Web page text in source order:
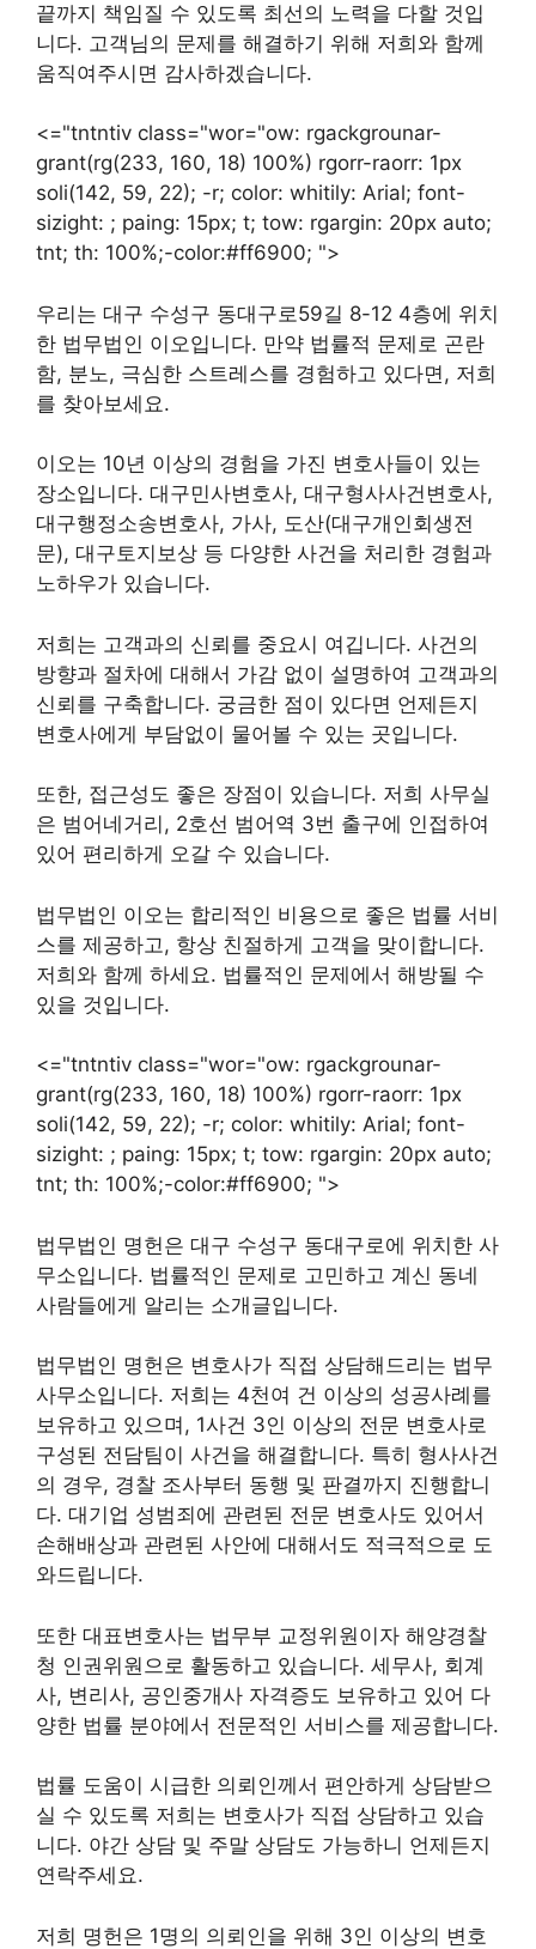
끝까지 책임질 수 있도록 최선의 노력을 다할 것입
니다. 고객님의 문제를 해결하기 위해 저희와 함께
움직여주시면 감사하겠습니다.
<="tntntiv class="wor="ow: rgackgrounar-
grant(rg(233, 160, 18) 100%) rgorr-raorr: 1px
soli(142, 59, 22); -r; color: whitily: Arial; font-
sizight: ; paing: 15px; t; tow: rgargin: 20px auto;
tnt; th: 100%;-color:#ff6900; ">
우리는 대구 수성구 동대구로59길 8-12 4층에 위치
한 법무법인 이오입니다. 만약 법률적 문제로 곤란
함, 분노, 극심한 스트레스를 경험하고 있다면, 저희
를 찾아보세요.
이오는 10년 이상의 경험을 가진 변호사들이 있는
장소입니다. 대구민사변호사, 대구형사사건변호사,
대구행정소송변호사, 가사, 도산(대구개인회생전
문), 대구토지보상 등 다양한 사건을 처리한 경험과
노하우가 있습니다.
저희는 고객과의 신뢰를 중요시 여깁니다. 사건의
방향과 절차에 대해서 가감 없이 설명하여 고객과의
신뢰를 구축합니다. 궁금한 점이 있다면 언제든지
변호사에게 부담없이 물어볼 수 있는 곳입니다.
또한, 접근성도 좋은 장점이 있습니다. 저희 사무실
은 범어네거리, 2호선 범어역 3번 출구에 인접하여
있어 편리하게 오갈 수 있습니다.
법무법인 이오는 합리적인 비용으로 좋은 법률 서비
스를 제공하고, 항상 친절하게 고객을 맞이합니다.
저희와 함께 하세요. 법률적인 문제에서 해방될 수
있을 것입니다.
<="tntntiv class="wor="ow: rgackgrounar-
grant(rg(233, 160, 18) 100%) rgorr-raorr: 1px
soli(142, 59, 22); -r; color: whitily: Arial; font-
sizight: ; paing: 15px; t; tow: rgargin: 20px auto;
tnt; th: 100%;-color:#ff6900; ">
법무법인 명헌은 대구 수성구 동대구로에 위치한 사
무소입니다. 법률적인 문제로 고민하고 계신 동네
사람들에게 알리는 소개글입니다.
법무법인 명헌은 변호사가 직접 상담해드리는 법무
사무소입니다. 저희는 4천여 건 이상의 성공사례를
보유하고 있으며, 1사건 3인 이상의 전문 변호사로
구성된 전담팀이 사건을 해결합니다. 특히 형사사건
의 경우, 경찰 조사부터 동행 및 판결까지 진행합니
다. 대기업 성범죄에 관련된 전문 변호사도 있어서
손해배상과 관련된 사안에 대해서도 적극적으로 도
와드립니다.
또한 대표변호사는 법무부 교정위원이자 해양경찰
청 인권위원으로 활동하고 있습니다. 세무사, 회계
사, 변리사, 공인중개사 자격증도 보유하고 있어 다
양한 법률 분야에서 전문적인 서비스를 제공합니다.
법률 도움이 시급한 의뢰인께서 편안하게 상담받으
실 수 있도록 저희는 변호사가 직접 상담하고 있습
니다. 야간 상담 및 주말 상담도 가능하니 언제든지
연락주세요.
저희 명헌은 1명의 의뢰인을 위해 3인 이상의 변호